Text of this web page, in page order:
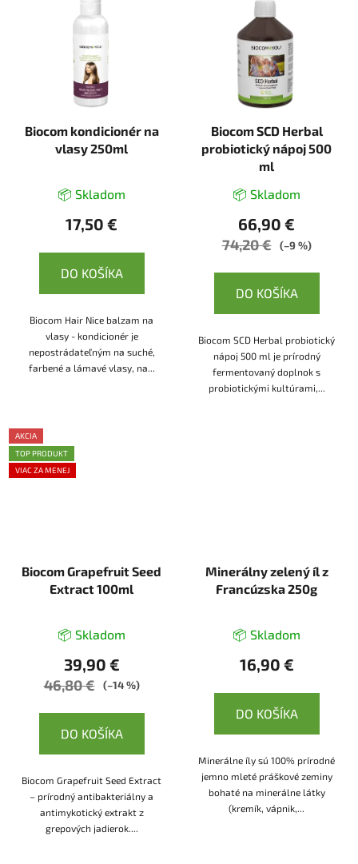
Biocom kondicionér na
vlasy 250ml
📦 Skladom
17,50 €
DO KOŠÍKA
Biocom Hair Nice balzam na
vlasy - kondicionér je
nepostrádateľným na suché,
farbené a lámavé vlasy, na...
Biocom SCD Herbal
probiotický nápoj 500
ml
📦 Skladom
66,90 €
74,20 € (–9 %)
DO KOŠÍKA
Biocom SCD Herbal probiotický
nápoj 500 ml je prírodný
fermentovaný doplnok s
probiotickými kultúrami,...
AKCIA
TOP PRODUKT
VIAC ZA MENEJ
Biocom Grapefruit Seed
Extract 100ml
📦 Skladom
39,90 €
46,80 € (–14 %)
DO KOŠÍKA
Biocom Grapefruit Seed Extract
– prírodný antibakteriálny a
antimykotický extrakt z
grepových jadierok....
Minerálny zelený íl z
Francúzska 250g
📦 Skladom
16,90 €
DO KOŠÍKA
Minerálne íly sú 100% prírodné
jemno mleté práškové zeminy
bohaté na minerálne látky
(kremík, vápnik,...